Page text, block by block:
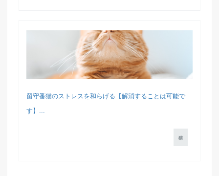
留守番猫のストレスを和らげる【解消することは可能で
す】...
猫